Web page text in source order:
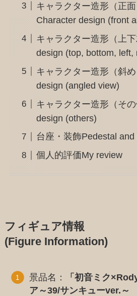
キャラクター造形（正面
Character design (front
キャラクター造形（上
design (top, bottom, left,
キャラクター造形（斜
design (angled view)
キャラクター造形（そ
design (others)
台座・装飾Pedestal and
個人的評価My review
フィギュア情報
(Figure Information)
景品名：
「初音ミク
ア～39/サンキューver.～